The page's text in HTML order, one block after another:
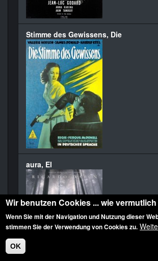
Stimme des Gewissens, Die
aura, El
Wir benutzen Cookies ... wie
Wenn Sie mit der Navigation und Nutzung dieser
stimmen Sie der Verwendung von Cookies zu.
OK